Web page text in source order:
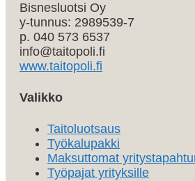
Bisnesluotsi Oy
y-tunnus: 2989539-7
p. 040 573 6537
info@taitopoli.fi
www.taitopoli.fi
Valikko
Taitoluotsaus
Työkalupakki
Maksuttomat
Työpajat yrityksille